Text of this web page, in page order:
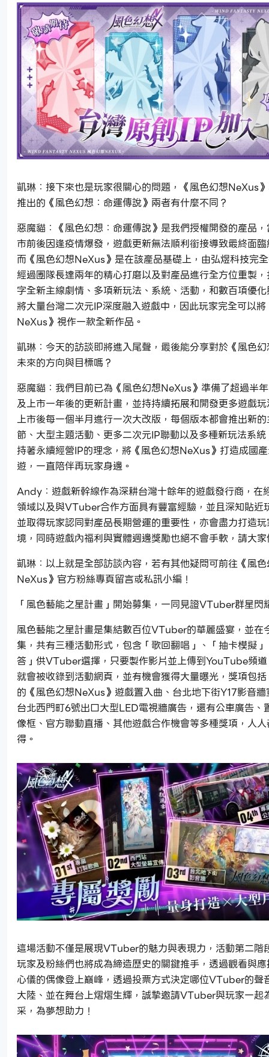
凱琳：接下來也是玩家很關心的問題，《風色幻想NeXus
推出的《風色幻想：命運傳說》兩者有什麼不同？
惡魔貓：《風色幻想：命運傳說》是我們授權開發的產品
市前後因逢疫情爆發，遊戲更新無法順利銜接導致最終面
而《風色幻想NeXus》是在該產品基礎上，由弘煜科技完
經過團隊長達兩年的精心打磨以及對產品進行全方位重製
字全新主線劇情、多項新玩法、系統、活動，和數百項優
將大量台灣二次元IP深度融入遊戲中，因此玩家完全可以
NeXus》視作一款全新作品。
凱琳：今天的訪談即將進入尾聲，最後能分享對於《風色
未來的方向與目標嗎？
惡魔貓：我們目前已為《風色幻想NeXus》準備了超過半
及上市一年後的更新計畫，並持持續拓展和開發更多遊戲
上市後每一個半月進行一次大改版，每個版本都會推出新
節、大型主題活動、更多二次元IP聯動以及多種新玩法系
持著永續經營IP的理念，將《風色幻想NeXus》打造成國
遊，一直陪伴再玩家身邊。
Andy：遊戲新幹線作為深耕台灣十餘年的遊戲發行商，在
領域以及與VTuber合作方面具有豐富經驗，並且深知貼近
並取得玩家認同對產品長期營運的重要性，亦會盡力打造
境，同時遊戲內福利與實體週邊獎勵也絕不會手軟，請大
凱琳：以上就是全部訪談內容，若有其他疑問可前往《風
NeXus》官方粉絲專頁留言或私訊小編！
「風色藝能之星計畫」開始募集，一同見證VTuber群星閃
風色藝能之星計畫是集結數百位VTuber的華麗盛宴，並在
集，共有三種活動形式，包含「歌回翻唱」、「抽卡模擬
答」供VTuber選擇，只要製作影片並上傳到YouTube頻
就會被收錄到活動網頁，並有機會獲得大量曝光，獎項包
的《風色幻想NeXus》遊戲置入曲、台北地下街Y17影音
台北西門町6號出口大型LED電視牆廣告，還有公車廣告、
像框、官方聯動直播、其他遊戲合作機會等多種獎項，人
得。
這場活動不僅是展現VTuber的魅力與表現力，活動第二階
玩家及粉絲們也將成為締造歷史的關鍵推手，透過觀看與
心儀的偶像登上巔峰，透過投票方式決定哪位VTuber的聲
大陸、並在舞台上熠熠生輝，誠摯邀請VTuber與玩家一起
采，為夢想助力！